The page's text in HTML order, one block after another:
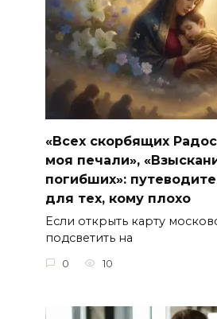
«Всех скорбящих
моя печали»,
погибших»:
для тех, кому плохо
Если открыть карту
подсветить на
0 10